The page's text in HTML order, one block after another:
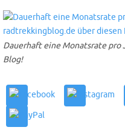
Dauerhaft eine Monatsrate pro
Blog!